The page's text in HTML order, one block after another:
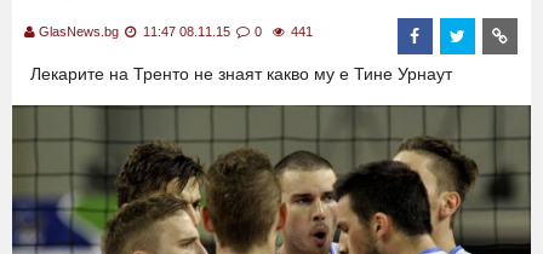
GlasNews.bg 11:47 08.11.15 0 441
Лекарите на Тренто не знаят какво му е Тине Урнаут